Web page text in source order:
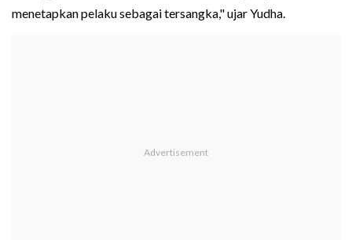
menetapkan pelaku sebagai tersangka," ujar Yudha.